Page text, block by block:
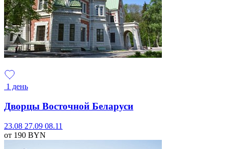
1 день
Дворцы Восточной Беларуси
23.08 27.09 08.11
от 190 BYN